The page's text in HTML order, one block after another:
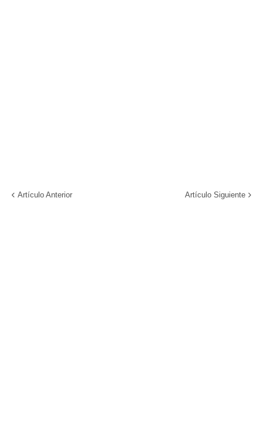
Artículo Anterior Artículo Siguiente